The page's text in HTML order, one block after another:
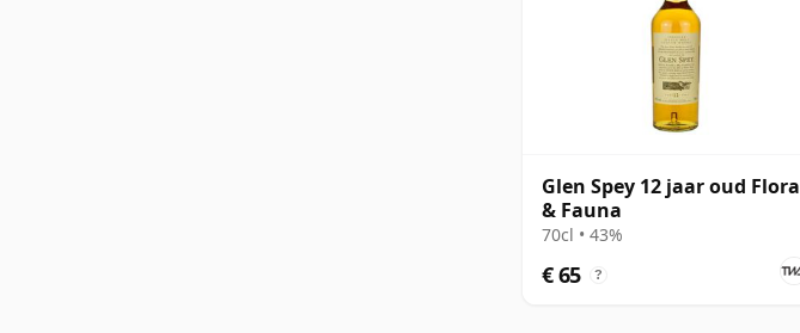
Glen Spey 12 jaar oud Flora
& Fauna
70cl • 43%
€ 65 ?